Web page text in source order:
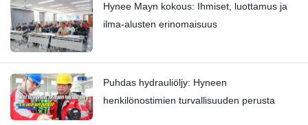
Hynee Mayn kokous: Ihmiset, luottamus ja
ilma-alusten erinomaisuus
Puhdas hydrauliöljy: Hyneen
henkilönostimien turvallisuuden perusta